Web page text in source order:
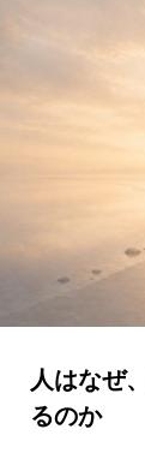
人はなぜ
るのか